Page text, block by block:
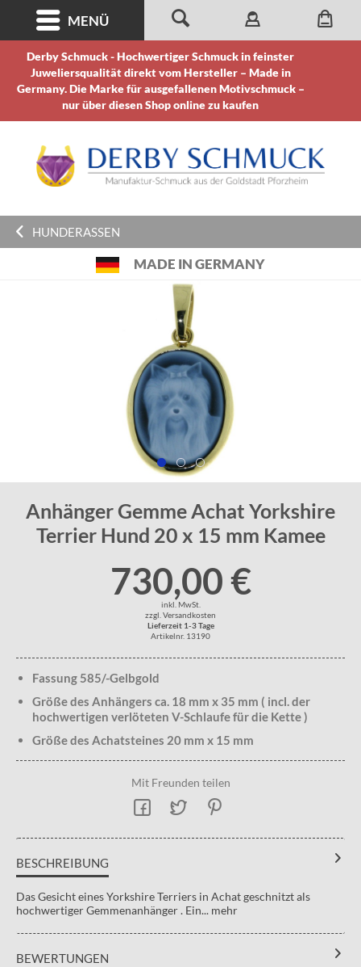
Derby Schmuck - Hochwertiger Schmuck in feinster
Juweliersqualität direkt vom Hersteller – Made in
Germany. Die Marke für ausgefallenen Motivschmuck –
nur über diesen Shop online zu kaufen
MENÜ
HUNDERASSEN
MADE IN GERMANY
Anhänger Gemme Achat Yorkshire
Terrier Hund 20 x 15 mm Kamee
730,00 €
inkl. MwSt.
zzgl. Versandkosten
Lieferzeit 1-3 Tage
Artikelnr. 13190
Fassung 585/-Gelbgold
Größe des Anhängers ca. 18 mm x 35 mm ( incl. der
hochwertigen verlöteten V-Schlaufe für die Kette )
Größe des Achatsteines 20 mm x 15 mm
Mit Freunden teilen
BESCHREIBUNG
Das Gesicht eines Yorkshire Terriers in Achat geschnitzt als
hochwertiger Gemmenanhänger . Ein... mehr
BEWERTUNGEN